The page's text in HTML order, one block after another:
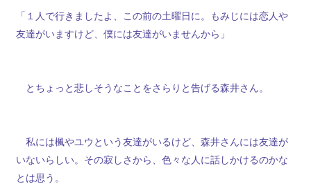
「１人で行きましたよ、この前の土曜日に。もみじには恋人や
友達がいますけど、僕には友達がいませんから」
とちょっと悲しそうなことをさらりと告げる森井さん。
私には楓やユウという友達がいるけど、森井さんには友達が
いないらしい。その寂しさから、色々な人に話しかけるのかな
とは思う。